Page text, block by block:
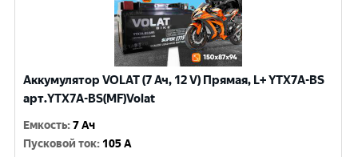
Аккумулятор VOLAT (7 Ач, 12 V) Прямая, L+ YTX7A-BS
арт.YTX7A-BS(MF)Volat
Емкость:7 Ач
Пусковой ток: 105 A